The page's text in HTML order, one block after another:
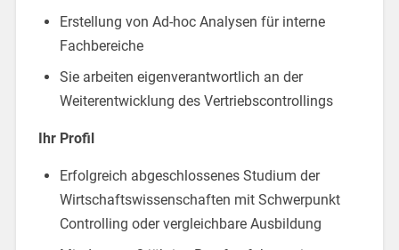
Erstellung von Ad-hoc Analysen für interne
Fachbereiche
Sie arbeiten eigenverantwortlich an der
Weiterentwicklung des Vertriebscontrollings
Ihr Profil
Erfolgreich abgeschlossenes Studium der
Wirtschaftswissenschaften mit Schwerpunkt
Controlling oder vergleichbare Ausbildung